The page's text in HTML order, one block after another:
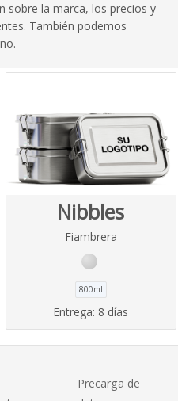
sobre la marca, los precios y
También podemos
Nibbles
Fiambrera
800ml
Entrega: 8 días
Precarga de